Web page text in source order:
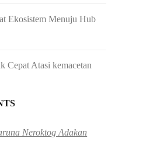
Ekosistem Menuju Hub
Cepat Atasi kemacetan
Neroktog Adakan